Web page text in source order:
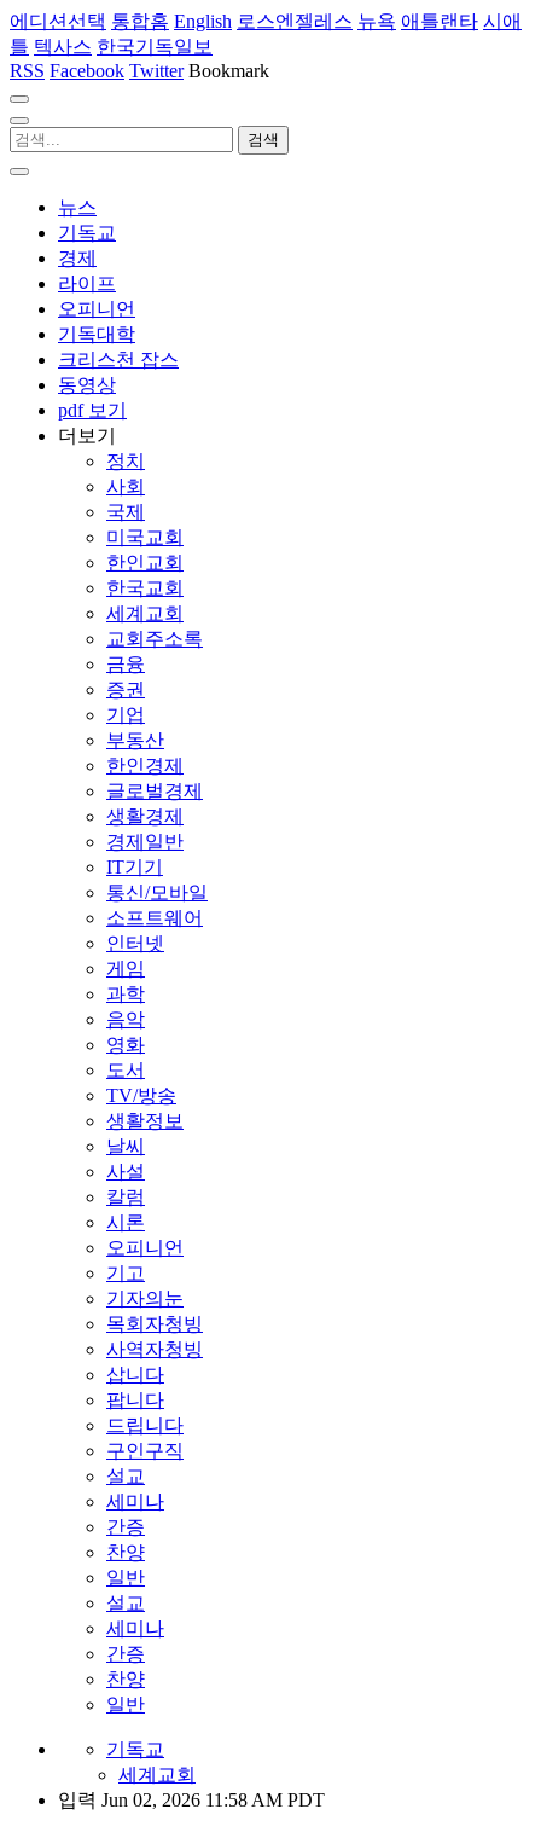
에디션선택 통합홈 English 로스엔젤레스 뉴욕 애틀랜타 시애
틀 텍사스 한국기독일보
RSS Facebook Twitter Bookmark
뉴스
기독교
경제
라이프
오피니언
기독대학
크리스천 잡스
동영상
pdf 보기
더보기
정치
사회
국제
미국교회
한인교회
한국교회
세계교회
교회주소록
금융
증권
기업
부동산
한인경제
글로벌경제
생활경제
경제일반
IT기기
통신/모바일
소프트웨어
인터넷
게임
과학
음악
영화
도서
TV/방송
생활정보
날씨
사설
칼럼
시론
오피니언
기고
기자의눈
목회자청빙
사역자청빙
삽니다
팝니다
드립니다
구인구직
설교
세미나
간증
찬양
일반
설교
세미나
간증
찬양
일반
기독교
세계교회
입력 Jun 02, 2026 11:58 AM PDT